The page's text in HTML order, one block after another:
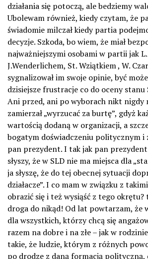
działania się potoczą, ale bedziemy
Ubolewam również, kiedy czytam, że
świadomie milczał kiedy partia
decyzje. Szkoda, bo wiem, że miał
najważniejszymi osobami w partii jak
J.Wenderlichem, St. Wziątkiem , W.
sygnalizował im swoje opinie, być
dzisiejsze frustracje co do oceny stanu
Ani przed, ani po wyborach nikt nigdy
zamierzał „wyrzucać za burtę”, gdyż
wartością dodaną w organizacji, a
bogatym doświadczeniu politycznym i
pan prezydent. I tak jak pan
słyszy, że w SLD nie ma miejsca dla
ja słyszę, że do tej obecnej sytuacji
działacze”. I co mam w związku z takimi
obrazić się i też wysiąść z tego
droga do nikąd! Od lat powtarzam, że
dla wszystkich, którzy chcą się
razem na dobre i na złe – jak w
takie, że ludzie, którym z różnych
po drodze z daną formacją polityczną,